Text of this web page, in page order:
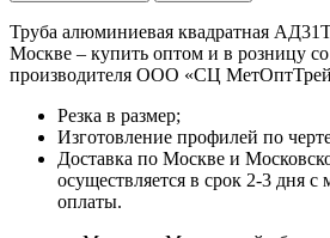
Труба алюминиевая квадратная
Москве – купить оптом и в розницу со
производителя ООО «СЦ
Резка в размер;
Изготовление профилей по
Доставка по Москве и
осуществляется в срок 2-3 дня
оплаты.